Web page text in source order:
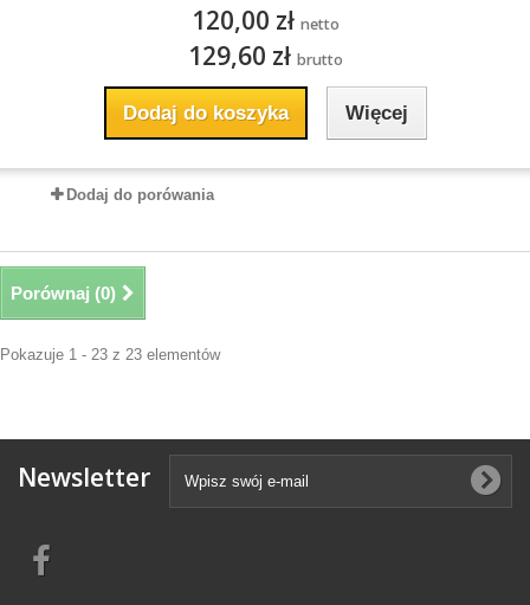
120,00 zł netto
129,60 zł brutto
Dodaj do koszyka Więcej
Dodaj do porówania
Porównaj (0)
Pokazuje 1 - 23 z 23 elementów
Newsletter